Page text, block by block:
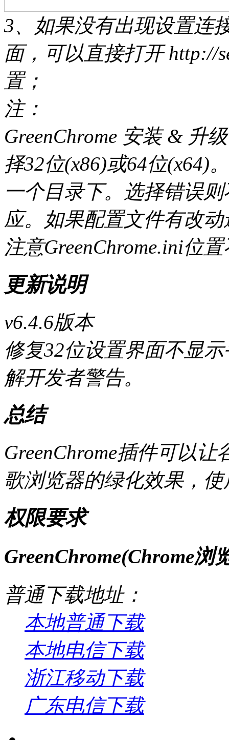
3、如果没有出现设置连
面，可以直接打开 http://
置；
注：
GreenChrome 安装 & 升
择32位(x86)或64位(x64)
一个目录下。选择错误
应。如果配置文件有改动
注意GreenChrome.ini位
更新说明
v6.4.6版本
修复32位设置界面不显
解开发者警告。
总结
GreenChrome插件可以
歌浏览器的绿化效果，
权限要求
GreenChrome(Chrome
普通下载地址：
本地普通下载
本地电信下载
浙江移动下载
广东电信下载